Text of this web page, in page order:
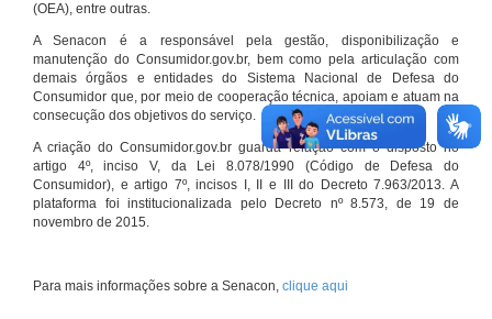
(OEA), entre outras.
A Senacon é a responsável pela gestão, disponibilização e
manutenção do Consumidor.gov.br, bem como pela articulação com
demais órgãos e entidades do Sistema Nacional de Defesa do
Consumidor que, por meio de cooperação técnica, apoiam e atuam na
consecução dos objetivos do serviço.
A criação do Consumidor.gov.br guarda relação com o disposto no
artigo 4º, inciso V, da Lei 8.078/1990 (Código de Defesa do
Consumidor), e artigo 7º, incisos I, II e III do Decreto 7.963/2013. A
plataforma foi institucionalizada pelo Decreto nº 8.573, de 19 de
novembro de 2015.
Para mais informações sobre a Senacon, clique aqui